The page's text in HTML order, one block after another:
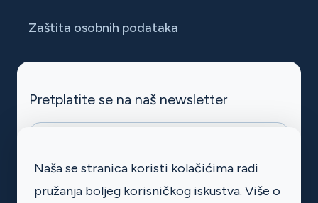
Zaštita osobnih podataka
Pretplatite se na naš newsletter
Želim se prijaviti na newsletter. Prvi
Naša se stranica koristi kolačićima radi
pružanja boljeg korisničkog iskustva. Više o